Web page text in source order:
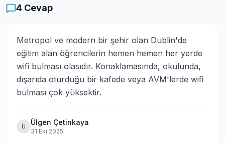
4 Cevap
Metropol ve modern bir şehir olan Dublin'de
eğitim alan öğrencilerin hemen hemen her yerde
wifi bulması olasıdır. Konaklamasında, okulunda,
dışarıda oturduğu bir kafede veya AVM'lerde wifi
bulması çok yüksektir.
Ü Ülgen Çetinkaya
31 Eki 2025